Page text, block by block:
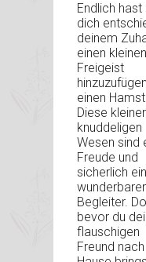
Endlich hast
dich
deinem
einen kleinen
Freigeist
einen
Diese
knuddeligen
Wesen sind
Freude und
sicherlich ein
wunderbarer
Begleiter.
bevor du
flauschigen
Freund nach